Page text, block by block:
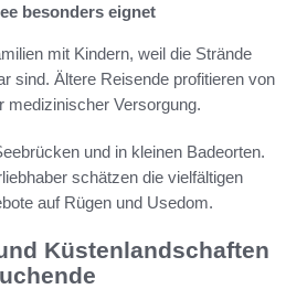
besonders eignet
mit Kindern, weil die Strände
sind. Ältere Reisende profitieren von
medizinischer Versorgung.
und in kleinen Badeorten.
schätzen die vielfältigen
auf Rügen und Usedom.
Küstenlandschaften